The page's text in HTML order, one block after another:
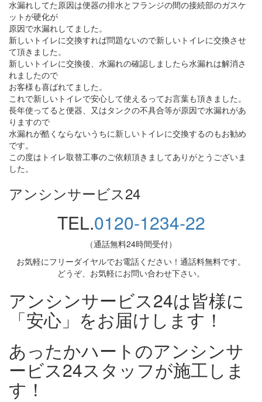
水漏れしてた原因は便器の排水とフランジの間の接続部のガスケ
ットが硬化が
原因で水漏れしてました。
新しいトイレに交換すれば問題ないので新しいトイレに交換させ
て頂きました。
新しいトイレに交換後、水漏れの確認しましたら水漏れは解消さ
れましたので
お客様も喜ばれてました。
これで新しいトイレで安心して使えるってお言葉も頂きました。
長年使ってると便器、又はタンクの不具合等が原因で水漏れがあ
りますので
水漏れが酷くならないうちに新しいトイレに交換するのもお勧め
です。
この度はトイレ取替工事のご依頼頂きましてありがとうございま
した。
アンシンサービス24
TEL.0120-1234-22
（通話無料24時間受付）
お気軽にフリーダイヤルでお電話ください！通話料無料です。
どうぞ、お気軽にお問い合わせ下さい。
アンシンサービス24は皆様に
「安心」をお届けします！
あったかハートのアンシンサ
ービス24スタッフが施工しま
す！